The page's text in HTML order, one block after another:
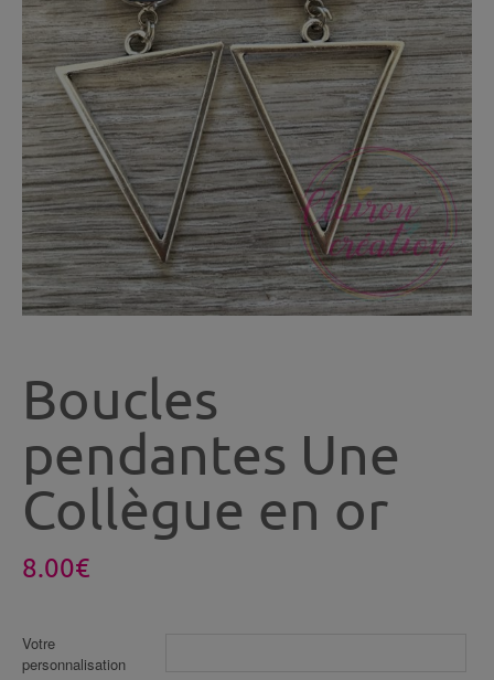
Boucles
pendantes Une
Collègue en or
8.00€
Votre
personnalisation